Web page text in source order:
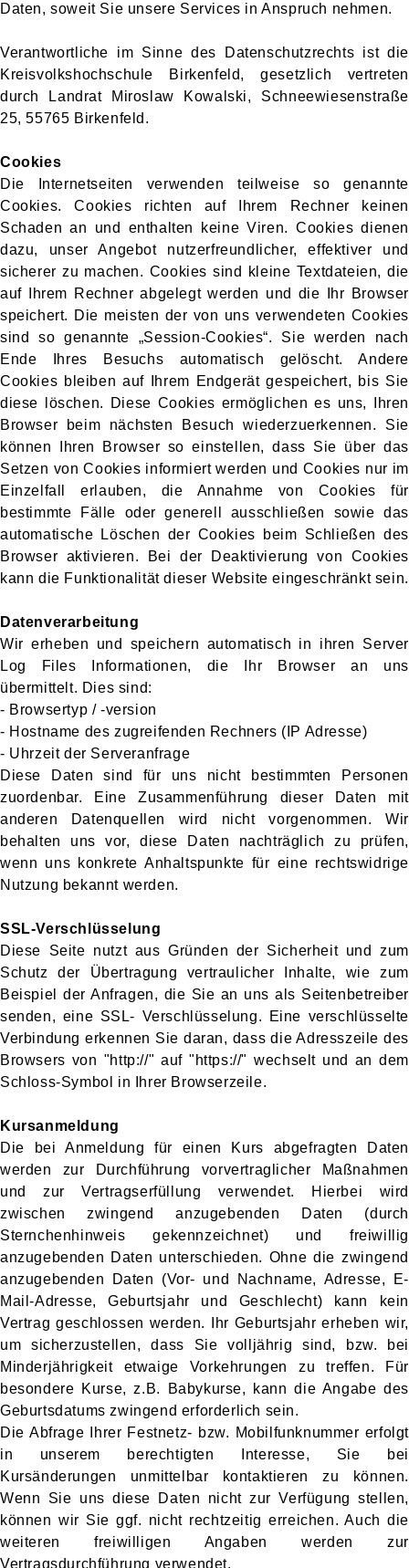
Daten, soweit Sie unsere Services in Anspruch nehmen.
Verantwortliche im Sinne des Datenschutzrechts ist die
Kreisvolkshochschule Birkenfeld, gesetzlich vertreten
durch Landrat Miroslaw Kowalski, Schneewiesenstraße
25, 55765 Birkenfeld.
Cookies
Die Internetseiten verwenden teilweise so genannte
Cookies. Cookies richten auf Ihrem Rechner keinen
Schaden an und enthalten keine Viren. Cookies dienen
dazu, unser Angebot nutzerfreundlicher, effektiver und
sicherer zu machen. Cookies sind kleine Textdateien, die
auf Ihrem Rechner abgelegt werden und die Ihr Browser
speichert. Die meisten der von uns verwendeten Cookies
sind so genannte „Session-Cookies“. Sie werden nach
Ende Ihres Besuchs automatisch gelöscht. Andere
Cookies bleiben auf Ihrem Endgerät gespeichert, bis Sie
diese löschen. Diese Cookies ermöglichen es uns, Ihren
Browser beim nächsten Besuch wiederzuerkennen. Sie
können Ihren Browser so einstellen, dass Sie über das
Setzen von Cookies informiert werden und Cookies nur im
Einzelfall erlauben, die Annahme von Cookies für
bestimmte Fälle oder generell ausschließen sowie das
automatische Löschen der Cookies beim Schließen des
Browser aktivieren. Bei der Deaktivierung von Cookies
kann die Funktionalität dieser Website eingeschränkt sein.
Datenverarbeitung
Wir erheben und speichern automatisch in ihren Server
Log Files Informationen, die Ihr Browser an uns
übermittelt. Dies sind:
- Browsertyp / -version
- Hostname des zugreifenden Rechners (IP Adresse)
- Uhrzeit der Serveranfrage
Diese Daten sind für uns nicht bestimmten Personen
zuordenbar. Eine Zusammenführung dieser Daten mit
anderen Datenquellen wird nicht vorgenommen. Wir
behalten uns vor, diese Daten nachträglich zu prüfen,
wenn uns konkrete Anhaltspunkte für eine rechtswidrige
Nutzung bekannt werden.
SSL-Verschlüsselung
Diese Seite nutzt aus Gründen der Sicherheit und zum
Schutz der Übertragung vertraulicher Inhalte, wie zum
Beispiel der Anfragen, die Sie an uns als Seitenbetreiber
senden, eine SSL- Verschlüsselung. Eine verschlüsselte
Verbindung erkennen Sie daran, dass die Adresszeile des
Browsers von "http://" auf "https://" wechselt und an dem
Schloss-Symbol in Ihrer Browserzeile.
Kursanmeldung
Die bei Anmeldung für einen Kurs abgefragten Daten
werden zur Durchführung vorvertraglicher Maßnahmen
und zur Vertragserfüllung verwendet. Hierbei wird
zwischen zwingend anzugebenden Daten (durch
Sternchenhinweis gekennzeichnet) und freiwillig
anzugebenden Daten unterschieden. Ohne die zwingend
anzugebenden Daten (Vor- und Nachname, Adresse, E-
Mail-Adresse, Geburtsjahr und Geschlecht)
kann kein
Vertrag geschlossen werden. Ihr Geburtsjahr erheben wir,
um sicherzustellen, dass Sie volljährig sind, bzw. bei
Minderjährigkeit etwaige Vorkehrungen zu treffen. Für
besondere Kurse, z.B. Babykurse, kann die Angabe des
Geburtsdatums zwingend erforderlich sein.
Die Abfrage Ihrer Festnetz- bzw. Mobilfunknummer erfolgt
in unserem berechtigten Interesse, Sie bei
Kursänderungen unmittelbar kontaktieren zu können.
Wenn Sie uns diese Daten nicht zur Verfügung stellen,
können wir Sie ggf. nicht rechtzeitig erreichen. Auch die
weiteren freiwilligen Angaben werden zur
Vertragsdurchführung verwendet.